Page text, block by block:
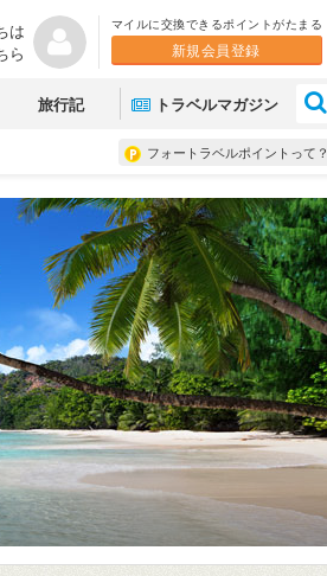
は
ら
マイルに交換できるポイントがたまる
新規会員登録
旅行記 トラベルマガジン
フォートラベルポイントって？